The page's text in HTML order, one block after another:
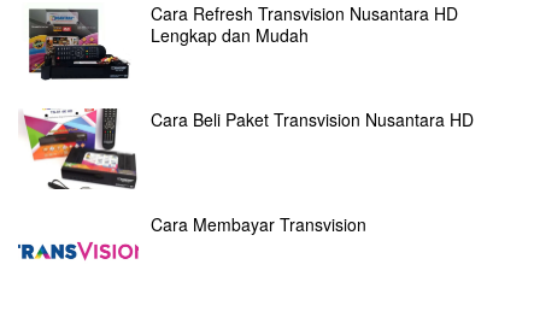
Cara Refresh Transvision Nusantara HD
Lengkap dan Mudah
Cara Beli Paket Transvision Nusantara HD
Cara Membayar Transvision